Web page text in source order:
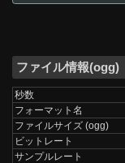
ファイル情報(ogg)
秒数
フォーマット名
ファイルサイズ (ogg)
ビットレート
サンプルレート